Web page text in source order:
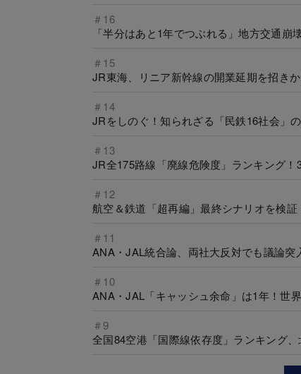
＃16
「半分はあと1年でつぶれる」地方交通
＃15
JR東海、リニア新幹線の開業延期を招き
＃14
JRをしのぐ！知られざる「民鉄16社会」
＃13
JR全175路線「廃線危険度」ランキング
＃12
航空＆鉄道「超再編」最終シナリオを検
＃11
ANA・JAL統合論、両社大反対でも議論突
＃10
ANA・JAL「キャッシュ余命」は1年！世
＃9
全国84空港「国際線依存度」ランキング